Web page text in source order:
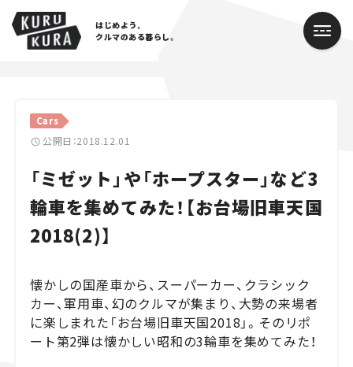
はじめよう、
クルマのある暮らし。
Cars
公開日：2018.12.01
「ミゼット」や「ホープスター」など3
輪車を集めてみた！【お台場旧車天国
2018(2)】
懐かしの国産車から、スーパーカー、クラシック
カー、軍用車、幻のクルマが集まり、大勢の来場者
に楽しまれた「お台場旧車天国2018」。そのリポ
ート第2弾は懐かしい昭和の3輪車を集めてみた！
Cars
Lifestyle
Traffic
Special
Series
Campaign
人気のハッシュタグ